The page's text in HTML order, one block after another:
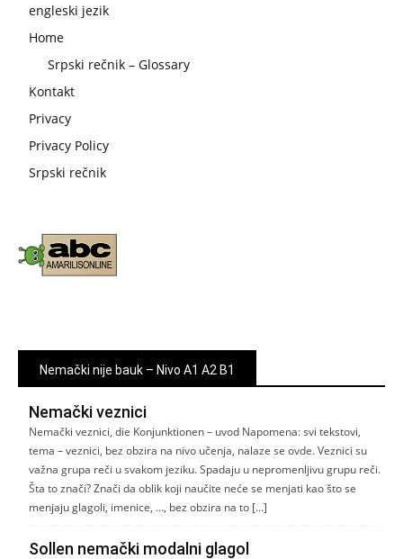
engleski jezik
Home
Srpski rečnik – Glossary
Kontakt
Privacy
Privacy Policy
Srpski rečnik
Nemački nije bauk – Nivo A1 A2 B1
Nemački veznici
Nemački veznici, die Konjunktionen – uvod Napomena: svi tekstovi,
tema – veznici, bez obzira na nivo učenja, nalaze se ovde. Veznici su
važna grupa reči u svakom jeziku. Spadaju u nepromenljivu grupu reči.
Šta to znači? Znači da oblik koji naučite neće se menjati kao što se
menjaju glagoli, imenice, …, bez obzira na to […]
Sollen nemački modalni glagol